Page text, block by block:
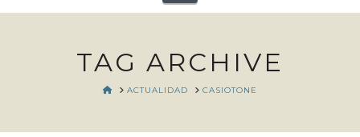
TAG ARCHIVE
HOMEACTUALIDAD CASIOTONE